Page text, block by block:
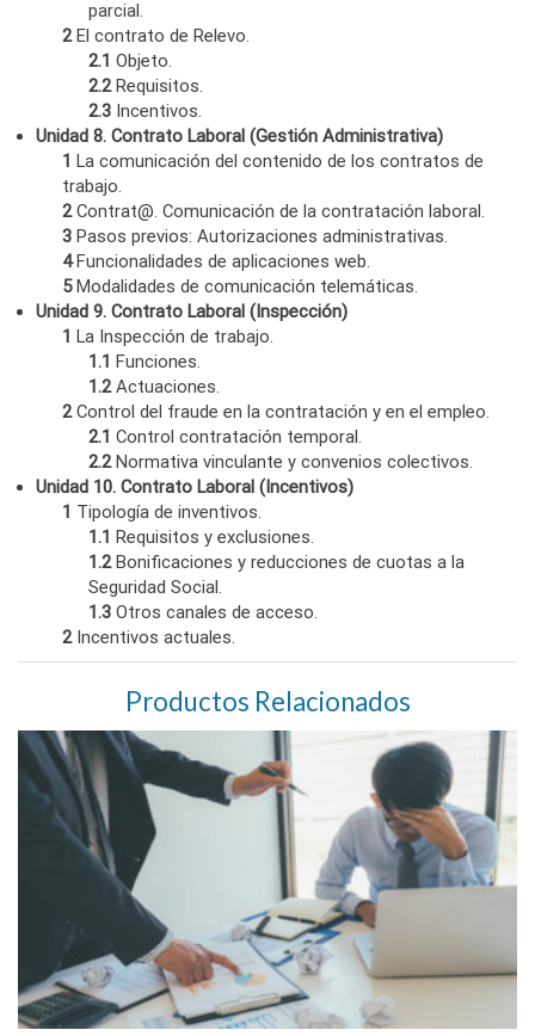
parcial.
2El contrato de Relevo.
2.1 Objeto.
2.2Requisitos.
2.3 Incentivos.
Unidad 8. Contrato Laboral (Gestión Administrativa)
1 La comunicación del contenido de los contratos de
trabajo.
2Contrat@. Comunicación de la contratación laboral.
3 Pasos previos: Autorizaciones administrativas.
4Funcionalidades de aplicaciones web.
5Modalidades de comunicación telemáticas.
Unidad 9. Contrato Laboral (Inspección)
1 La Inspección de trabajo.
1.1 Funciones.
1.2Actuaciones.
2Control del fraude en la contratación y en el empleo.
2.1 Control contratación temporal.
2.2Normativa vinculante y convenios colectivos.
Unidad 10. Contrato Laboral (Incentivos)
1 Tipología de inventivos.
1.1 Requisitos y exclusiones.
1.2Bonificaciones y reducciones de cuotas a la
Seguridad Social.
1.3 Otros canales de acceso.
2Incentivos actuales.
Productos Relacionados